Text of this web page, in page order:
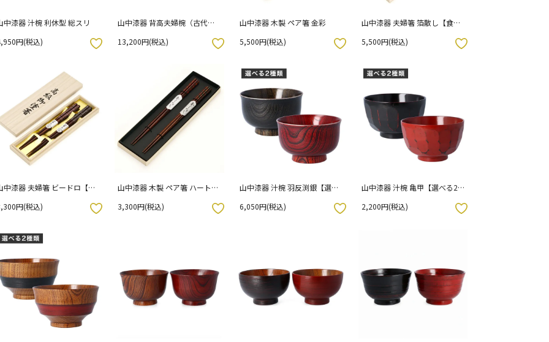
中漆器 汁椀 利休型 総スリ
円(税込)
山中漆器 背高夫婦椀（古代
13,200円(税込)
お気に入りボタン
山中漆器 木製 ペア箸 金彩
5,500円(税込)
お気に入りボタン
山中漆器 夫婦箸 箔散し【食洗
5,500円(税込)
お気に入りボタン
中漆器 夫婦箸 ビードロ【食
円(税込)
山中漆器 木製 ペア箸 ハート型
3,300円(税込)
お気に入りボタン
山中漆器 汁椀 羽反渕銀【選べ
6,050円(税込)
お気に入りボタン
山中漆器 汁椀 亀甲【選べる2
2,200円(税込)
お気に入りボタン